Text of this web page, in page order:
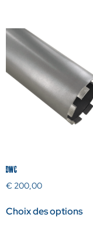
DWC
€ 200,00
Choix des options